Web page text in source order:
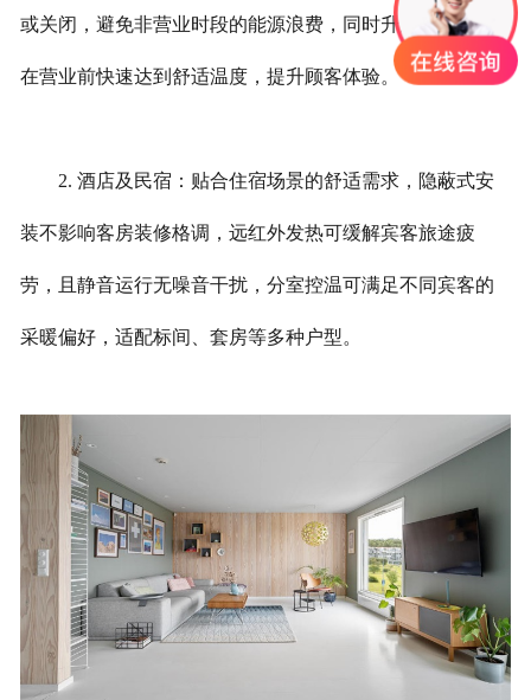
或关闭，避免非营业时段的能源浪费，同时升温快速，能
在营业前快速达到舒适温度，提升顾客体验。
2. 酒店及民宿：贴合住宿场景的舒适需求，隐蔽式安
装不影响客房装修格调，远红外发热可缓解宾客旅途疲
劳，且静音运行无噪音干扰，分室控温可满足不同宾客的
采暖偏好，适配标间、套房等多种户型。